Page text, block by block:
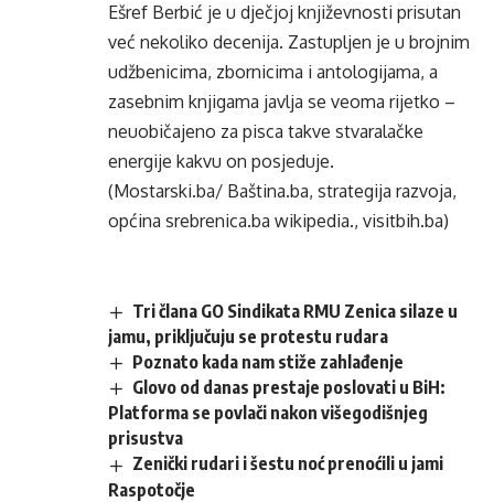
Ešref Berbić je u dječjoj književnosti prisutan
već nekoliko decenija. Zastupljen je u brojnim
udžbenicima, zbornicima i antologijama, a
zasebnim knjigama javlja se veoma rijetko –
neuobičajeno za pisca takve stvaralačke
energije kakvu on posjeduje.
(Mostarski.ba/ Baština.ba, strategija razvoja,
općina srebrenica.ba wikipedia., visitbih.ba)
Tri člana GO Sindikata RMU Zenica silaze u
jamu, priključuju se protestu rudara
Poznato kada nam stiže zahlađenje
Glovo od danas prestaje poslovati u BiH:
Platforma se povlači nakon višegodišnjeg
prisustva
Zenički rudari i šestu noć prenoćili u jami
Raspotočje